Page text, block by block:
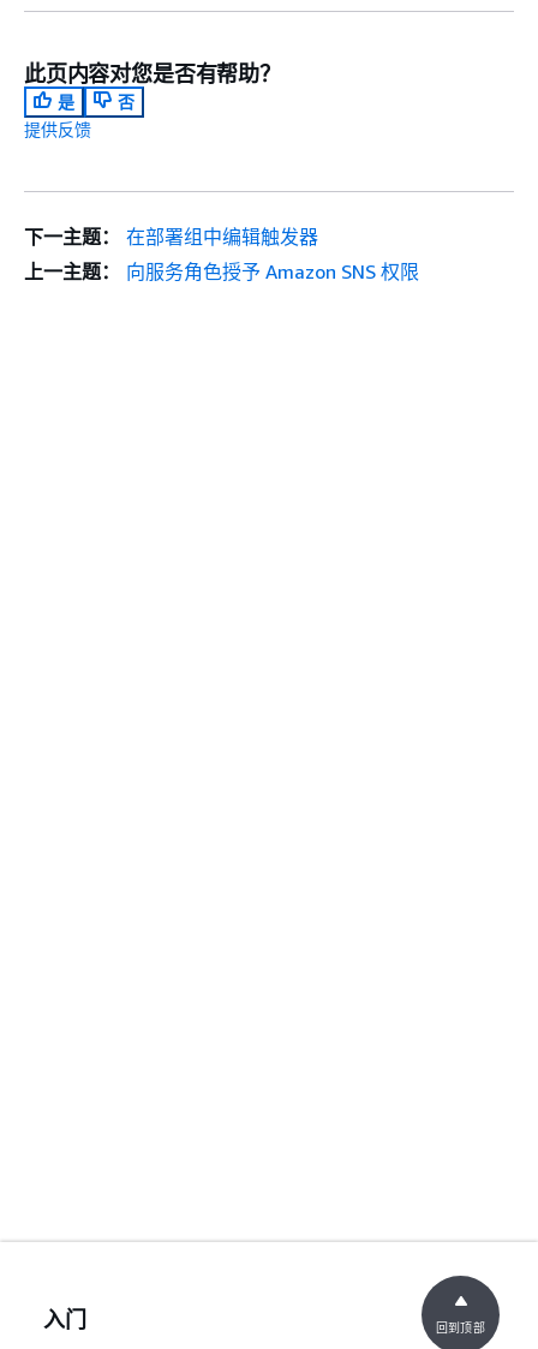
此页内容对您是否有帮助？
是
否
提供反馈
下一主题：
在部署组中编辑触发器
上一主题：
向服务角色授予 Amazon SNS 权限
入门 回到顶部